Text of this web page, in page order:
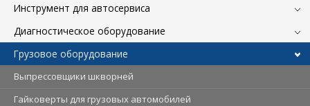
Инструмент для автосервиса
Диагностическое оборудование
Грузовое оборудование
Выпрессовщики шкворней
Гайковерты для грузовых автомобилей